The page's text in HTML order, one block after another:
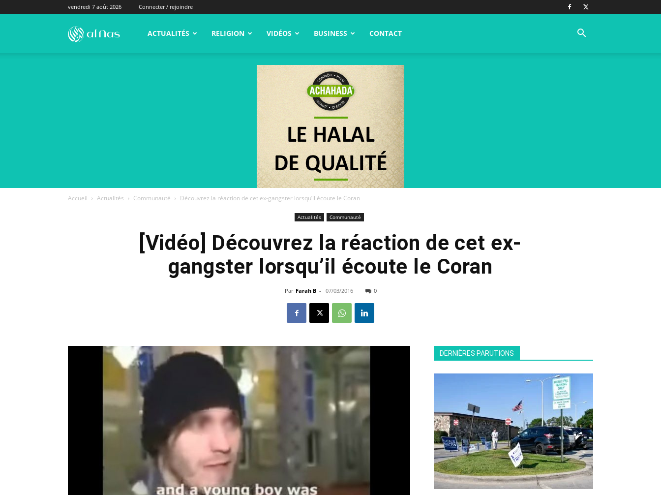
vendredi 7 août 2026 Connecter / rejoindre
alNas.fr ACTUALITÉS RELIGION VIDÉOS BUSINESS CONTACT
Accueil Actualités Communauté Découvrez la réaction de cet ex-gangster lorsqu’il écoute le Coran
Actualités Communauté
[Vidéo] Découvrez la réaction de cet ex-
gangster lorsqu’il écoute le Coran
Par Farah B - 07/03/2016 0
DERNIÈRES PARUTIONS